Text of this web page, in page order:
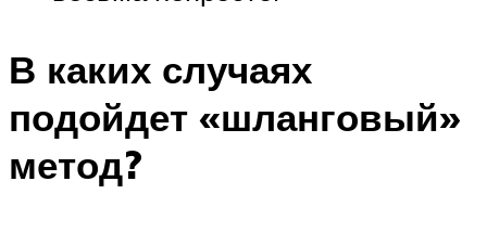
В каких случаях
подойдет «шланговый»
метод?